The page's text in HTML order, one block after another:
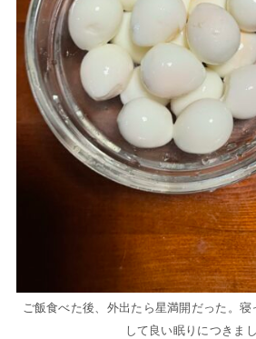
ご飯食べた後、外出たら星満開だった。
して良い眠りにつきまし